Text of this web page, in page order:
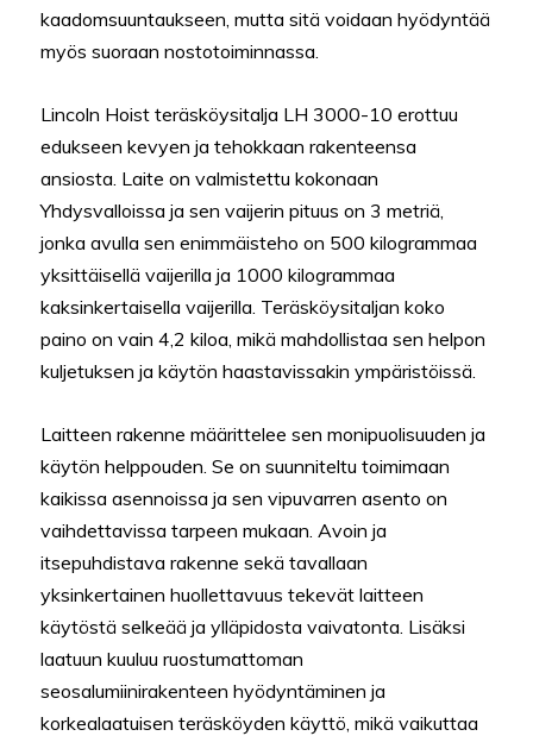
kaadomsuuntaukseen, mutta sitä voidaan hyödyntää
myös suoraan nostotoiminnassa.
Lincoln Hoist teräsköysitalja LH 3000-10 erottuu
edukseen kevyen ja tehokkaan rakenteensa
ansiosta. Laite on valmistettu kokonaan
Yhdysvalloissa ja sen vaijerin pituus on 3 metriä,
jonka avulla sen enimmäisteho on 500 kilogrammaa
yksittäisellä vaijerilla ja 1000 kilogrammaa
kaksinkertaisella vaijerilla. Teräsköysitaljan koko
paino on vain 4,2 kiloa, mikä mahdollistaa sen helpon
kuljetuksen ja käytön haastavissakin ympäristöissä.
Laitteen rakenne määrittelee sen monipuolisuuden ja
käytön helppouden. Se on suunniteltu toimimaan
kaikissa asennoissa ja sen vipuvarren asento on
vaihdettavissa tarpeen mukaan. Avoin ja
itsepuhdistava rakenne sekä tavallaan
yksinkertainen huollettavuus tekevät laitteen
käytöstä selkeää ja ylläpidosta vaivatonta. Lisäksi
laatuun kuuluu ruostumattoman
seosalumiinirakenteen hyödyntäminen ja
korkealaatuisen teräsköyden käyttö, mikä vaikuttaa